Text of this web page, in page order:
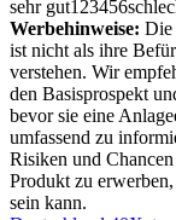
sehr gut1 23456
Werbehinweise: Die
ist nicht als ihre
verstehen. Wir
den Basisprospekt
bevor sie eine
umfassend zu
Risiken und
Produkt zu
sein kann.